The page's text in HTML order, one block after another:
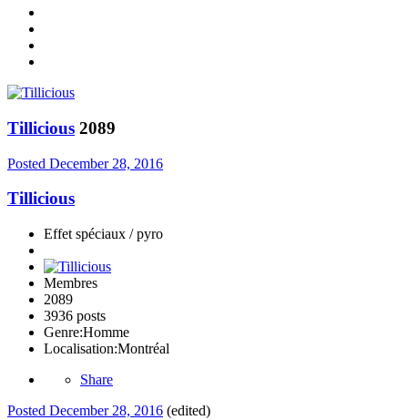
Tillicious 2089
Posted December 28, 2016
Tillicious
Effet spéciaux / pyro
Membres
2089
3936 posts
Genre:Homme
Localisation:Montréal
Share
Posted December 28, 2016 (edited)